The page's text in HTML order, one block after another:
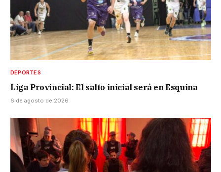
DEPORTES
Liga Provincial: El salto inicial será en Esquina
6 de agosto de 2026